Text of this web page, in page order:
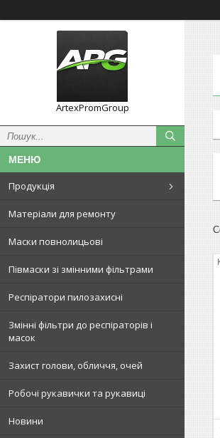
ArtexPromGroup
Продукція
Матеріали для ремонту
Маски повнолицьові
Півмаски зі змінними фільтрами
Респіратори пилозахисні
Змінні фільтри до респіраторів і
масок
Захист голови, обличчя, очей
Робочі рукавички та рукавиці
Новини